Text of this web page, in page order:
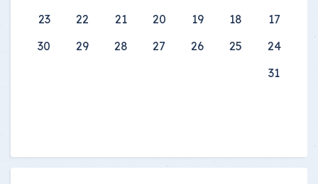
17
18
19
20
21
22
23
24
25
26
27
28
29
30
31